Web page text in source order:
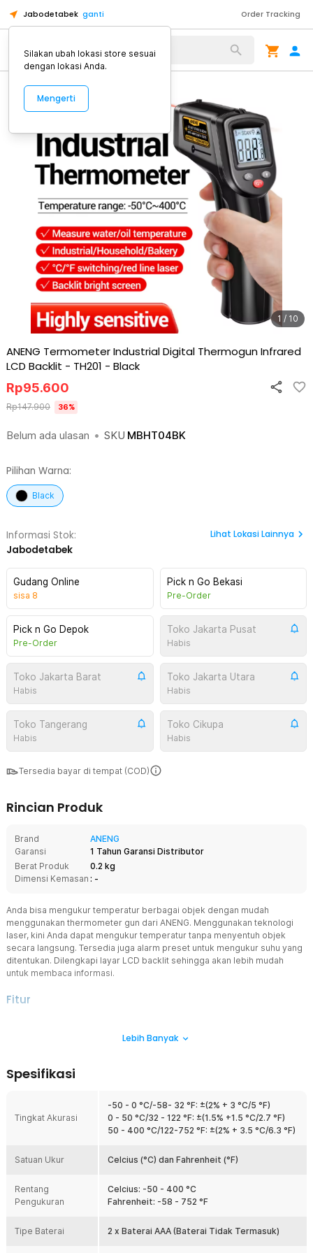
Jabodetabek ganti Order Tracking
Alat Kopi
1 / 10
ANENG Termometer Industrial Digital Thermogun Infrared
LCD Backlit - TH201 - Black
Belum ada ulasan • SKU MBHT04BK
Rp95.600
Rp147.900 36%
Pilihan Warna:
Black
Informasi Stok:
Jabodetabek
Lihat Lokasi Lainnya
Gudang Online
sisa 8
Pick n Go Bekasi
Pre-Order
Pick n Go Depok
Pre-Order
Toko Jakarta Pusat
Habis
Toko Jakarta Barat
Habis
Toko Jakarta Utara
Habis
Toko Tangerang
Habis
Toko Cikupa
Habis
Tersedia bayar di tempat (COD)
Rincian Produk
Brand
ANENG
Garansi
1 Tahun Garansi Distributor
Berat Produk
0.2 kg
Dimensi Kemasan : -
Anda bisa mengukur temperatur berbagai objek dengan mudah
menggunakan thermometer gun dari ANENG. Menggunakan teknologi
laser, kini Anda dapat mengukur temperatur tanpa menyentuh objek
secara langsung. Tersedia juga alarm preset untuk mengukur suhu yang
ditentukan. Dilengkapi layar LCD backlit sehingga akan lebih mudah
untuk membaca informasi.
Fitur
Menggunakan teknologi infrared terkini untuk mengukur suhu
permukaan objek sehingga mengurangi risiko kontaminasi dan
Memiliki fitur positioning yang berfungsi untuk mengarahkan
thermometer secara tepat ke objek atau area yang ingin Anda ukur.
lebih akurat. Akurasinya juga didukung dengan rasio 12:1 yang
pada jarak jauh.
Baca Hasil Lebih Mudah
informasi mulai dari hasil pengukuran, kapasitas baterai, satuan
Lebih Banyak
Spesifikasi
Tingkat Akurasi
-50 - 0 °C/-58- 32 °F: ±(2% + 3 °C/5 °F)
0 - 50 °C/32 - 122 °F: ±(1.5% +1.5 °C/2.7 °F)
50 - 400 °C/122-752 °F: ±(2% + 3.5 °C/6.3 °F)
Satuan Ukur Celcius (°C) dan Fahrenheit (°F)
Rentang
Pengukuran
Celcius: -50 - 400 °C
Fahrenheit: -58 - 752 °F
Tipe Baterai 2 x Baterai AAA (Baterai Tidak Termasuk)
Silakan ubah lokasi store sesuai
dengan lokasi Anda.
Mengerti